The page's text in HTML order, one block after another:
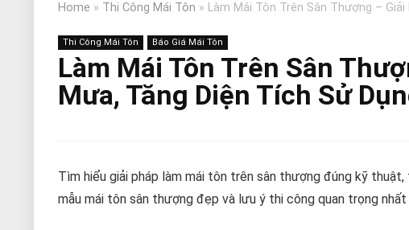
Home » Thi Công Mái Tôn » Làm Mái Tôn Trên Sân Thượng –
Thi Công Mái Tôn Báo Giá Mái Tôn
Làm Mái Tôn Trên Sân
Mưa, Tăng Diện Tích Sử
Tìm hiểu giải pháp làm mái tôn trên sân thượng đúng kỹ
mẫu mái tôn sân thượng đẹp và lưu ý thi công quan trọng nhất